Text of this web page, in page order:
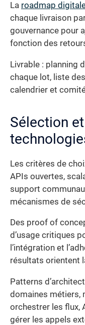
La roadmap
chaque livraison
gouvernance pour
fonction des
Livrable : planning
chaque lot, liste
calendrier et
Sélection
Les critères de
APIs ouvertes,
support
mécanismes de
Des proof of
d’usage critiques
l’intégration et
résultats orientent
Patterns
domaines métiers,
orchestrer les flux,
gérer les appels